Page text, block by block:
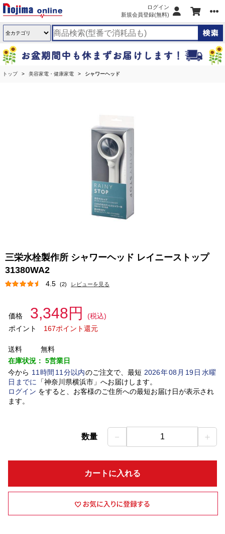
ログイン
新規会員登録(無料)
トップ 美容家電・健康家電 シャワーヘッド
三栄水栓製作所 シャワーヘッド レイニーストップ
31380WA2
4.5 (2) レビューを見る
価格 3,348円
(税込)
ポイント
167ポイント還元
送料
無料
在庫状況： 5営業日
今から 11 時間 11 分以内のご注文で、最短 2026年08 月 19日水曜
日 までに 「神奈川県横浜市」 へお届けします。
ログイン をすると、お客様のご住所への最短お届け日が表示され
ます。
数量 － 1 ＋
カートに入れる